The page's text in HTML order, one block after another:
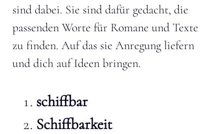
sind dabei. Sie sind dafür gedacht, die
passenden Worte für Romane und Texte
zu finden. Auf das sie Anregung liefern
und dich auf Ideen bringen.
schiffbar
Schiffbarkeit